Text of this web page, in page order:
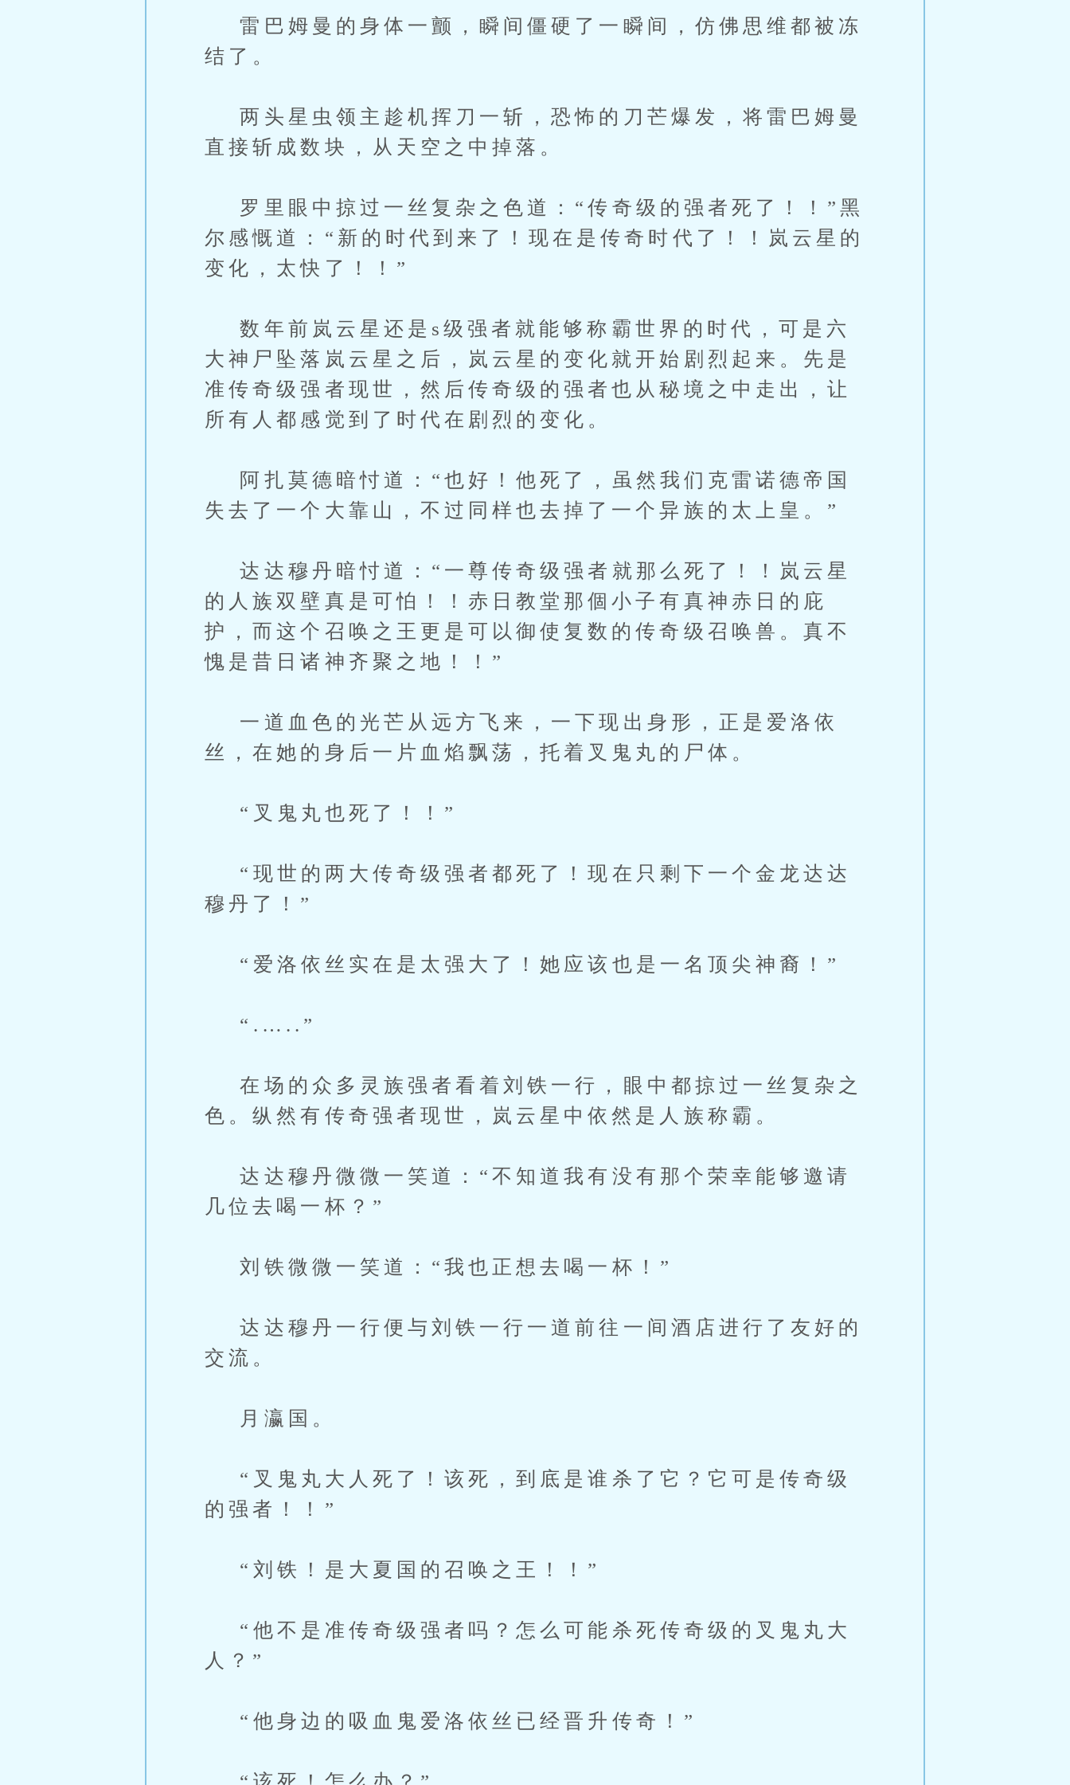
雷巴姆曼的身体一颤，瞬间僵硬了一瞬间，仿佛思维都被冻
结了。
两头星虫领主趁机挥刀一斩，恐怖的刀芒爆发，将雷巴姆曼
直接斩成数块，从天空之中掉落。
罗里眼中掠过一丝复杂之色道：“传奇级的强者死了！！”黑
尔感慨道：“新的时代到来了！现在是传奇时代了！！岚云星的
变化，太快了！！”
数年前岚云星还是s级强者就能够称霸世界的时代，可是六
大神尸坠落岚云星之后，岚云星的变化就开始剧烈起来。先是
准传奇级强者现世，然后传奇级的强者也从秘境之中走出，让
所有人都感觉到了时代在剧烈的变化。
阿扎莫德暗忖道：“也好！他死了，虽然我们克雷诺德帝国
失去了一个大靠山，不过同样也去掉了一个异族的太上皇。”
达达穆丹暗忖道：“一尊传奇级强者就那么死了！！岚云星
的人族双壁真是可怕！！赤日教堂那個小子有真神赤日的庇
护，而这个召唤之王更是可以御使复数的传奇级召唤兽。真不
愧是昔日诸神齐聚之地！！”
一道血色的光芒从远方飞来，一下现出身形，正是爱洛依
丝，在她的身后一片血焰飘荡，托着叉鬼丸的尸体。
“叉鬼丸也死了！！”
“现世的两大传奇级强者都死了！现在只剩下一个金龙达达
穆丹了！”
“爱洛依丝实在是太强大了！她应该也是一名顶尖神裔！”
“.…..”
在场的众多灵族强者看着刘铁一行，眼中都掠过一丝复杂之
色。纵然有传奇强者现世，岚云星中依然是人族称霸。
达达穆丹微微一笑道：“不知道我有没有那个荣幸能够邀请
几位去喝一杯？”
刘铁微微一笑道：“我也正想去喝一杯！”
达达穆丹一行便与刘铁一行一道前往一间酒店进行了友好的
交流。
月瀛国。
“叉鬼丸大人死了！该死，到底是谁杀了它？它可是传奇级
的强者！！”
“刘铁！是大夏国的召唤之王！！”
“他不是准传奇级强者吗？怎么可能杀死传奇级的叉鬼丸大
人？”
“他身边的吸血鬼爱洛依丝已经晋升传奇！”